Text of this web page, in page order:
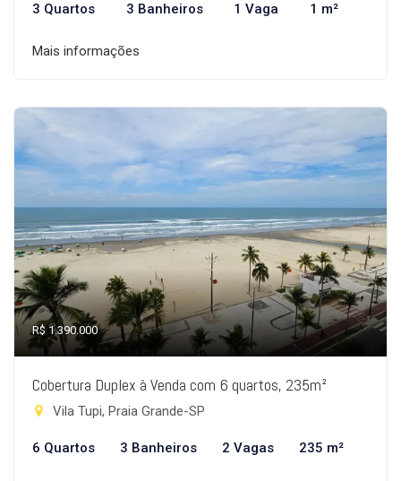
3 Quartos 3 Banheiros 1 Vaga 1 m²
Mais informações
R$ 1.390.000
Cobertura Duplex à Venda com 6 quartos, 235m²
Vila Tupi, Praia Grande-SP
6 Quartos 3 Banheiros 2 Vagas 235 m²